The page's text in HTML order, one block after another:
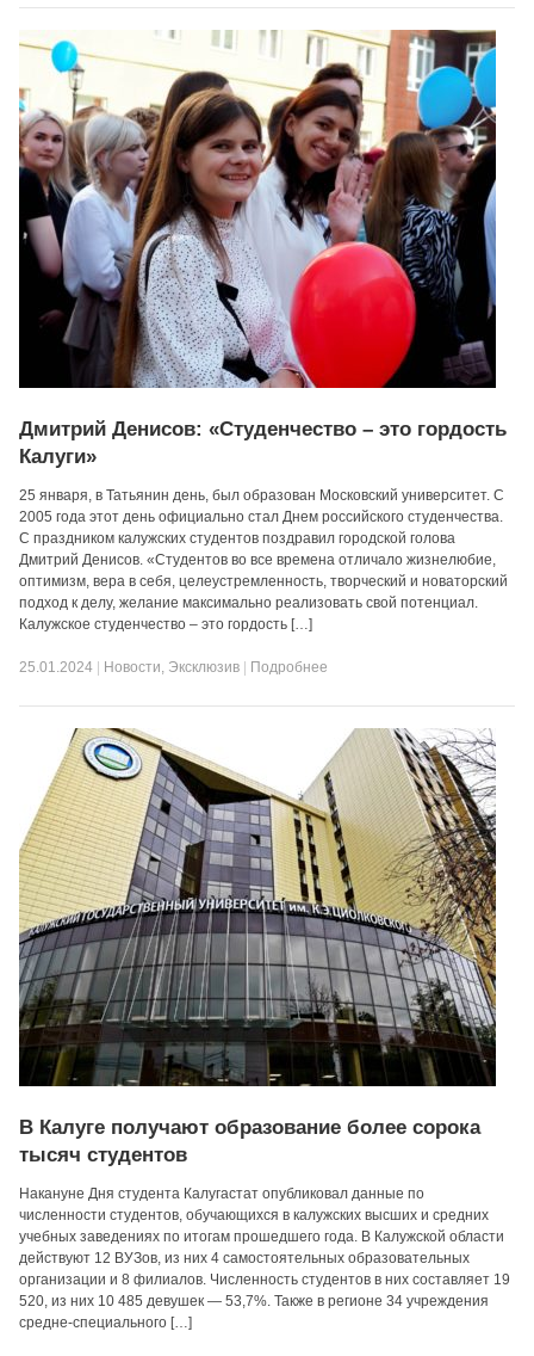
Дмитрий Денисов: «Студенчество – это гордость
Калуги»
25 января, в Татьянин день, был образован Московский университет. С
2005 года этот день официально стал Днем российского студенчества.
С праздником калужских студентов поздравил городской голова
Дмитрий Денисов. «Студентов во все времена отличало жизнелюбие,
оптимизм, вера в себя, целеустремленность, творческий и новаторский
подход к делу, желание максимально реализовать свой потенциал.
Калужское студенчество – это гордость […]
25.01.2024 Новости, Эксклюзив Подробнее
В Калуге получают образование более сорока
тысяч студентов
Накануне Дня студента Калугастат опубликовал данные по
численности студентов, обучающихся в калужских высших и средних
учебных заведениях по итогам прошедшего года. В Калужской области
действуют 12 ВУЗов, из них 4 самостоятельных образовательных
организации и 8 филиалов. Численность студентов в них составляет 19
520, из них 10 485 девушек — 53,7%. Также в регионе 34 учреждения
средне-специального […]